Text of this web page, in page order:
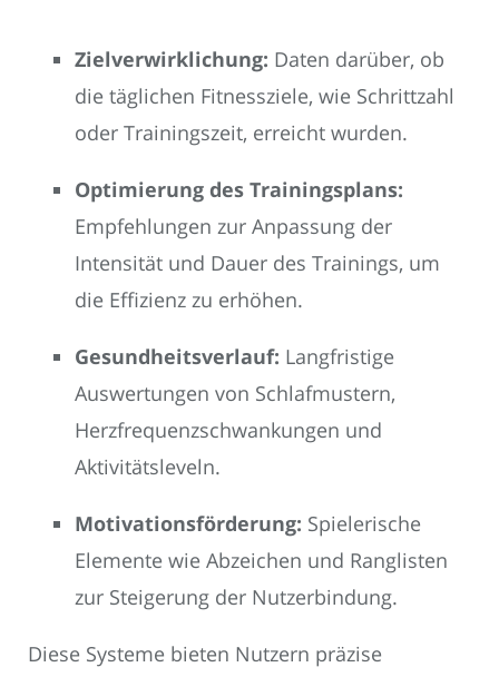
Zielverwirklichung: Daten darüber, ob
die täglichen Fitnessziele, wie Schrittzahl
oder Trainingszeit, erreicht wurden.
Optimierung des Trainingsplans:
Empfehlungen zur Anpassung der
Intensität und Dauer des Trainings, um
die Effizienz zu erhöhen.
Gesundheitsverlauf: Langfristige
Auswertungen von Schlafmustern,
Herzfrequenzschwankungen und
Aktivitätsleveln.
Motivationsförderung: Spielerische
Elemente wie Abzeichen und Ranglisten
zur Steigerung der Nutzerbindung.
Diese Systeme bieten Nutzern präzise